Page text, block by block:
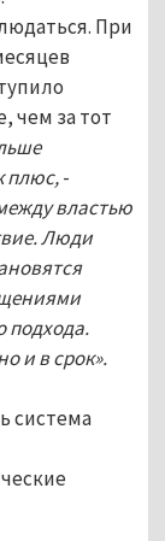
При
чем за тот
плюс,-
властью
Люди
подхода.
и в срок».
система